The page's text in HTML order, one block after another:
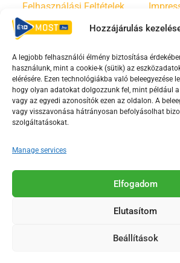
Hozzájárulás
A legjobb felhasználói élmény biztosítása
használunk, mint a cookie-k (sütik) az
elérésére. Ezen technológiákba való beleegyezése
hogy olyan adatokat dolgozzunk fel, mint például
vagy az egyedi azonosítók ezen az oldalon. A
vagy visszavonása hátrányosan befolyásolhat
szolgáltatásokat.
Manage services
Elfogadom
Elutasítom
Beállítások
Felhasználási Feltételek
Irányelvek Moderálási
F
a
c
e
o
o
-
Y
o
u
t
b
e
s
T
i
k
Az Érd Média médiaszolgáltatási
Médiatanács a Magyar Média
2018-2026. © Minden jog fenntartva,